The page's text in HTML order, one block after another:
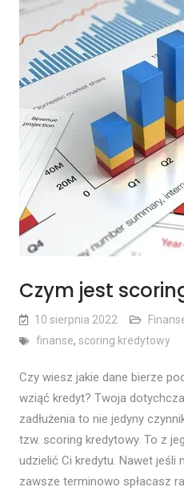
Czym jest
10 sierpnia 2022
finanse, scoring kredytowy
Czy wiesz jakie dane bierze
wziąć kredyt? Twoja
zadłużenia to nie jedyny
tzw. scoring kredytowy. To z
udzielić Ci kredytu. Nawet jeśli
zawsze terminowo spłacasz